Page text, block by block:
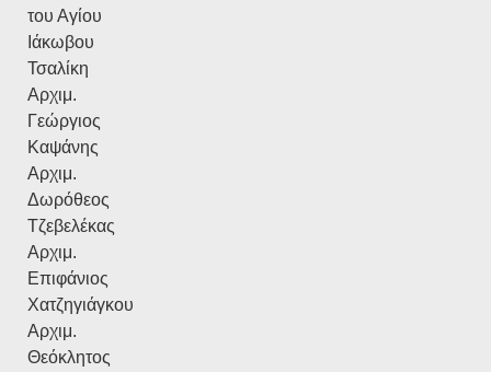
του Αγίου
Ιάκωβου
Τσαλίκη
Αρχιμ.
Γεώργιος
Καψάνης
Αρχιμ.
Δωρόθεος
Τζεβελέκας
Αρχιμ.
Επιφάνιος
Χατζηγιάγκου
Αρχιμ.
Θεόκλητος